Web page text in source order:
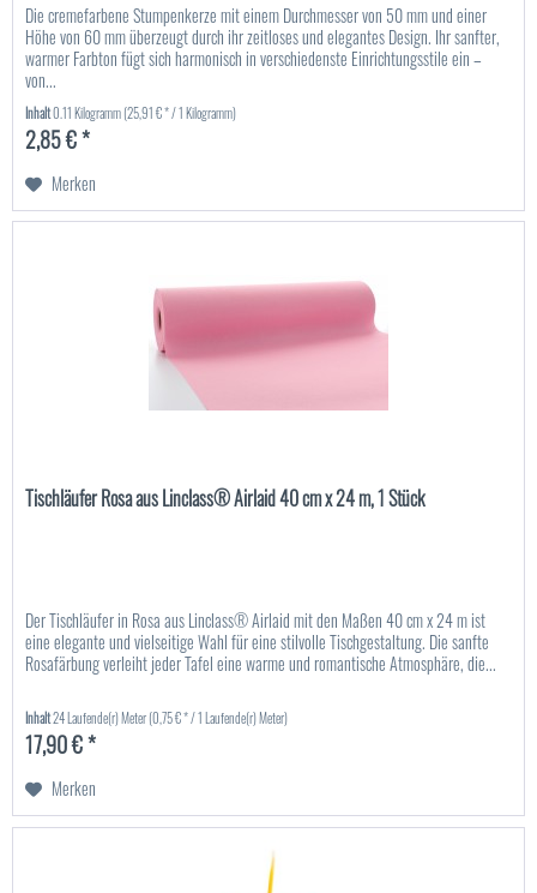
Die cremefarbene Stumpenkerze mit einem Durchmesser von 50 mm und einer
Höhe von 60 mm überzeugt durch ihr zeitloses und elegantes Design. Ihr sanfter,
warmer Farbton fügt sich harmonisch in verschiedenste Einrichtungsstile ein –
von...
Inhalt0.11 Kilogramm(25,91 € * / 1 Kilogramm)
2,85 € *
Merken
Tischläufer Rosa aus Linclass® Airlaid 40 cm x 24 m, 1 Stück
Der Tischläufer in Rosa aus Linclass® Airlaid mit den Maßen 40 cm x 24 m ist
eine elegante und vielseitige Wahl für eine stilvolle Tischgestaltung. Die sanfte
Rosafärbung verleiht jeder Tafel eine warme und romantische Atmosphäre, die...
Inhalt24 Laufende(r) Meter(0,75 € * / 1 Laufende(r) Meter)
17,90 € *
Merken